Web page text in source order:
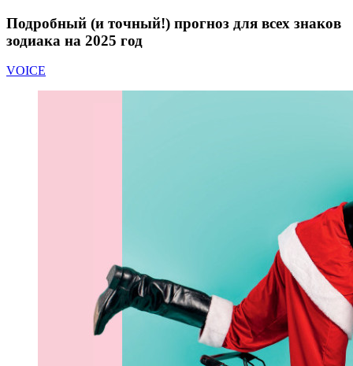
Подробный (и точный!) прогноз для всех знаков
зодиака на 2025 год
VOICE